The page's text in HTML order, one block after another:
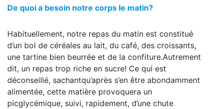
De quoi a besoin notre corps le matin?
Habituellement, notre repas du matin est constitué
d’un bol de céréales au lait, du café, des croissants,
une tartine bien beurrée et de la confiture.Autrement
dit, un repas trop riche en sucre! Ce qui est
déconseillé, sachantqu’après s’en être abondamment
alimentée, cette matière provoquera un
picglycémique, suivi, rapidement, d’une chute